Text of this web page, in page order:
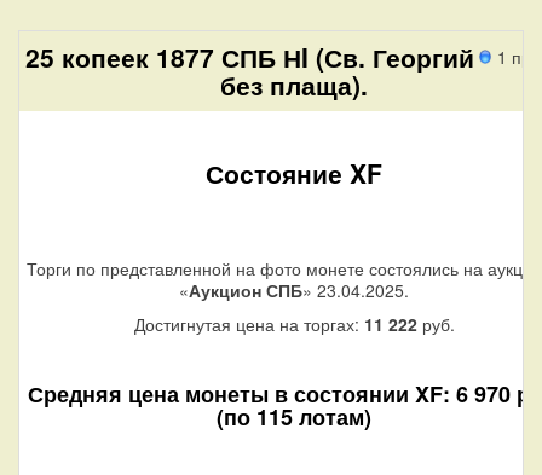
1
25 копеек 1877 СПБ НI (Св. Георгий
без плаща).
Состояние XF
Торги по представленной на фото монете состоялись на
«Аукцион СПБ» 23.04.2025.
Достигнутая цена на торгах: 11 222руб.
Средняя цена монеты в состоянии XF: 6 970
(по 115 лотам)